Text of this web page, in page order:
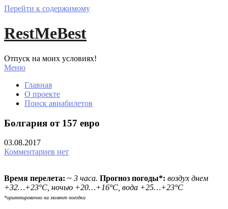
Перейти к содержимому
RestMeBest
Отпуск на моих условиях!
Меню
Главная
О проекте
Поиск авиабилетов
Болгария от 157 евро
03.08.2017
Комментариев нет
Время перелета: ~ 3 часа. Прогноз погоды*: воздух днем
+32…+23°С, ночью +20…+16°С, вода +25…+23°С
*ориентировочно на момент поездки